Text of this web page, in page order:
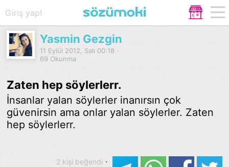
Giriş yap!
Yasmin Gezgin
11 Eylül 2012, Salı 00:18 ·
69 Okunma
Zaten hep söylerlerr.
İnsanlar yalan söylerler inanırsın çok
güvenirsin ama onlar yalan söylerler. Zaten
hep söylerlerr.
2 kişi beğendi ·